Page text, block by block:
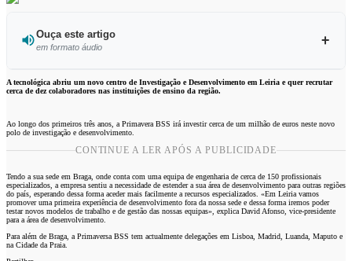
Ouça este artigo
em formato áudio
Ouvir este artigo
A tecnológica abriu um novo centro de Investigação e Desenvolvimento em Leiria e quer recrutar
cerca de dez colaboradores nas instituições de ensino da região.
Ao longo dos primeiros três anos, a Primavera BSS irá investir cerca de um milhão de euros neste novo
polo de investigação e desenvolvimento.
CONTINUE A LER APÓS A PUBLICIDADE
Tendo a sua sede em Braga, onde conta com uma equipa de engenharia de cerca de 150 profissionais
especializados, a empresa sentiu a necessidade de estender a sua área de desenvolvimento para outras regiões
do país, esperando dessa forma aceder mais facilmente a recursos especializados. «Em Leiria vamos
promover uma primeira experiência de desenvolvimento fora da nossa sede e dessa forma iremos poder
testar novos modelos de trabalho e de gestão das nossas equipas», explica David Afonso, vice-presidente
para a área de desenvolvimento.
Para além de Braga, a Primaversa BSS tem actualmente delegações em Lisboa, Madrid, Luanda, Maputo e
na Cidade da Praia.